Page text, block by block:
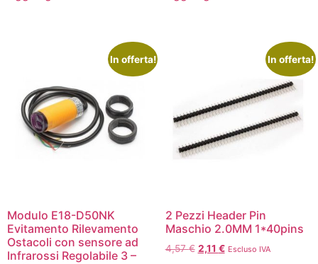
In offerta!
Modulo E18-D50NK
Evitamento Rilevamento
Ostacoli con sensore ad
Infrarossi Regolabile 3 –
In offerta!
2 Pezzi Header Pin
Maschio 2.0MM 1*40pins
4,57€ 2,11 € Escluso IVA